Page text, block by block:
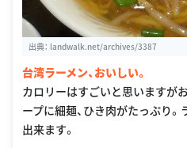
出典： landwalk.net/archives/3387
台湾ラーメン、おいしい。
カロリーはすごいと思いますが
ープに細麺、ひき肉がたっぷり
出来ます。